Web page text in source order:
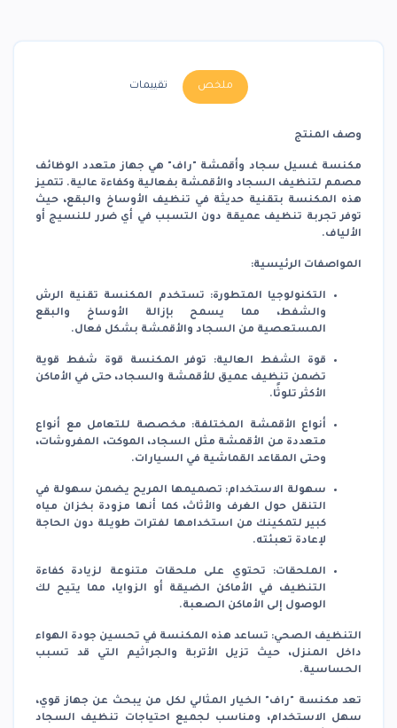
ملخص تقييمات
وصف المنتج
مكنسة غسيل سجاد وأقمشة "راف" هي جهاز متعدد الوظائف
مصمم لتنظيف السجاد والأقمشة بفعالية وكفاءة عالية. تتميز
هذه المكنسة بتقنية حديثة في تنظيف الأوساخ والبقع، حيث
توفر تجربة تنظيف عميقة دون التسبب في أي ضرر للنسيج أو
الألياف.
المواصفات الرئيسية:
التكنولوجيا المتطورة: تستخدم المكنسة تقنية الرش
والشفط، مما يسمح بإزالة الأوساخ والبقع
المستعصية من السجاد والأقمشة بشكل فعال.
قوة الشفط العالية: توفر المكنسة قوة شفط قوية
تضمن تنظيف عميق للأقمشة والسجاد، حتى في الأماكن
الأكثر تلوثًا.
أنواع الأقمشة المختلفة: مخصصة للتعامل مع أنواع
متعددة من الأقمشة مثل السجاد، الموكت، المفروشات،
وحتى المقاعد القماشية في السيارات.
سهولة الاستخدام: تصميمها المريح يضمن سهولة في
التنقل حول الغرف والأثاث، كما أنها مزودة بخزان مياه
كبير لتمكينك من استخدامها لفترات طويلة دون الحاجة
لإعادة تعبئته.
الملحقات: تحتوي على ملحقات متنوعة لزيادة كفاءة
التنظيف في الأماكن الضيقة أو الزوايا، مما يتيح لك
الوصول إلى الأماكن الصعبة.
التنظيف الصحي: تساعد هذه المكنسة في تحسين جودة الهواء
داخل المنزل، حيث تزيل الأتربة والجراثيم التي قد تسبب
الحساسية.
تعد مكنسة "راف" الخيار المثالي لكل من يبحث عن جهاز قوي،
سهل الاستخدام، ومناسب لجميع احتياجات تنظيف السجاد